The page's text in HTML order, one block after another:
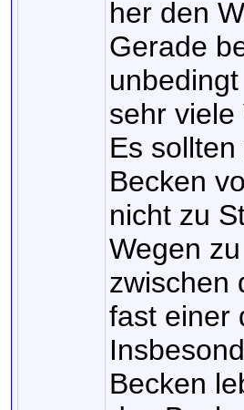
her den
Gerade
sehr viele
Es
Becken
nicht zu
Wegen
zwischen
fast einer
Becken